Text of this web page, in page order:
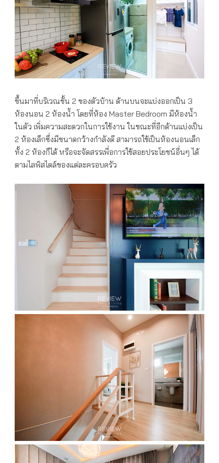
ขึ้นมาที่บริเวณชั้น 2 ของตัวบ้าน ด้านบนจะแบ่งออกเป็น 3
ห้องนอน 2 ห้องน้ำ โดยที่ห้อง Master Bedroom มีห้องน้ำ
ในตัว เพิ่มความสะดวกในการใช้งาน ในขณะที่อีกด้านแบ่งเป็น
2 ห้องเล็กซึ่งมีขนาดกว้างกำลังดี สามารถใช้เป็นห้องนอนเล็ก
ทั้ง 2 ห้องก็ได้ หรือจะจัดสรรเพื่อการใช้สอยประโยชน์อื่นๆ ได้
ตามไลฟ์สไตล์ของแต่ละครอบครัว